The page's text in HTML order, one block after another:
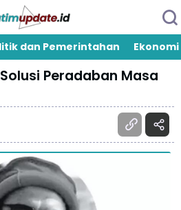
dan Pemerintahan Ekonomi
Peradaban Masa